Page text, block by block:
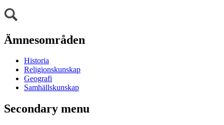
Ämnesområden
Historia
Religionskunskap
Geografi
Samhällskunskap
Secondary menu